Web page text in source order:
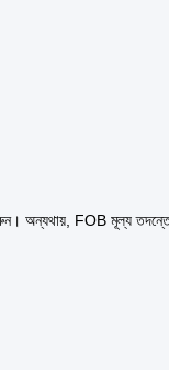
অন্যথায়, FOB মূল্য